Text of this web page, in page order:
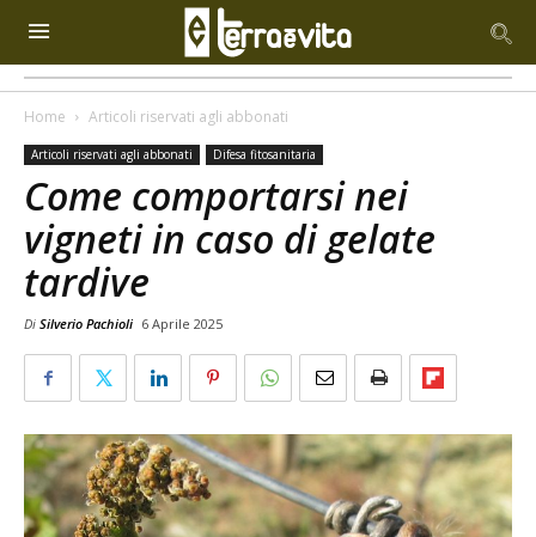
Home Articoli riservati agli abbonati
Articoli riservati agli abbonati Difesa fitosanitaria
Come comportarsi nei
vigneti in caso di gelate
tardive
Di Silverio Pachioli 6 Aprile 2025